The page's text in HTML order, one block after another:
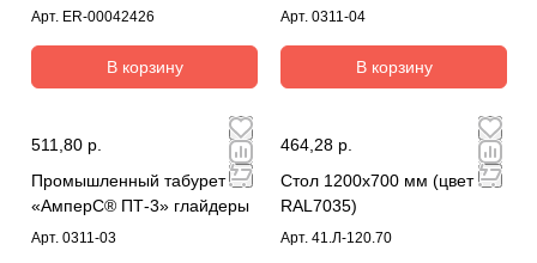
Арт. ER-00042426
В корзину
Арт. 0311-04
В корзину
511,80 р.
Промышленный табурет
«АмперС® ПТ-3» глайдеры
Арт. 0311-03
464,28 р.
Стол 1200х700 мм (цвет
RAL7035)
Арт. 41.Л-120.70